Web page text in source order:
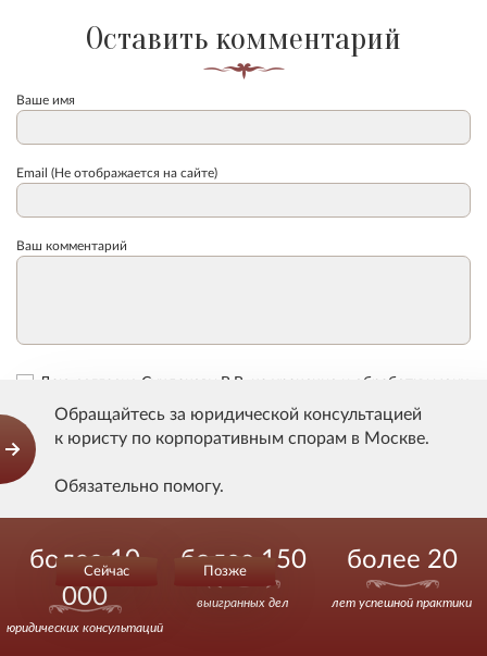
Оставить комментарий
Ваше имя
Email (Не отображается на сайте)
Ваш комментарий
Даю согласие
Сундакову В.В. на хранение и обработку моих
обработки.
Задать вопрос
Обращайтесь за юридической консультацией
к юристу по корпоративным спорам в Москве.
Обязательно помогу.
Сейчас Позже
более 10
000
юридических консультаций
более 150
выигранных дел
более 20
лет успешной практики